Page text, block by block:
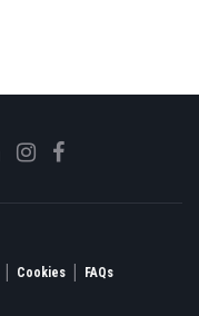
| Cookies | FAQs